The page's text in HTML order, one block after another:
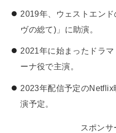
2019年、ウェストエン
ヴの総て)」に助演。
2021年に始まったドラ
ーナ役で主演。
2023年配信予定のNetflix
演予定。
スポンサ